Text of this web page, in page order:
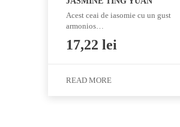
Acest ceai de iasomie cu un gust
armonios…
17,22 lei
READ MORE